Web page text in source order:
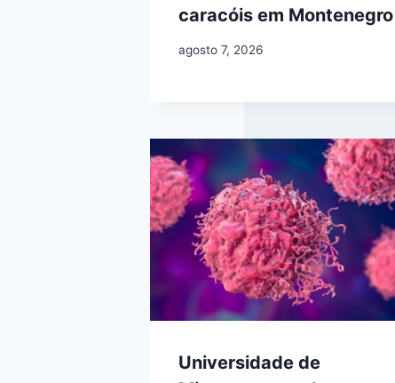
caracóis em Montenegro
agosto 7, 2026
Universidade de